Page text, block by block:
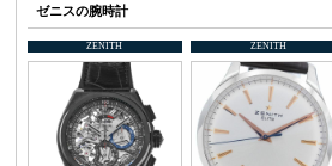
ゼニスの腕時計
ZENITH ZENITH